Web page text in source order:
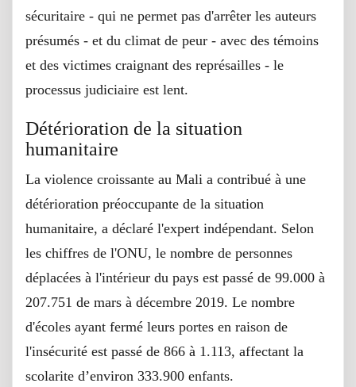
sécuritaire - qui ne permet pas d'arrêter les auteurs
présumés - et du climat de peur - avec des témoins
et des victimes craignant des représailles - le
processus judiciaire est lent.
Détérioration de la situation
humanitaire
La violence croissante au Mali a contribué à une
détérioration préoccupante de la situation
humanitaire, a déclaré l'expert indépendant. Selon
les chiffres de l'ONU, le nombre de personnes
déplacées à l'intérieur du pays est passé de 99.000 à
207.751 de mars à décembre 2019. Le nombre
d'écoles ayant fermé leurs portes en raison de
l'insécurité est passé de 866 à 1.113, affectant la
scolarite d’environ 333.900 enfants.